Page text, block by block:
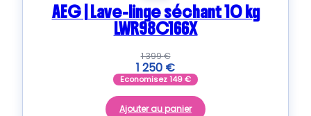
AEG | Lave-linge séchant 10 kg
LWR98C166X
1 399€
1 250 €
Economisez149€
Ajouter au panier